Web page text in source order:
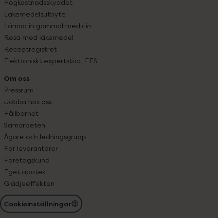
Högkostnadsskyddet
Läkemedelsutbyte
Lämna in gammal medicin
Resa med läkemedel
Receptregistret
Elektroniskt expertstöd, EES
Om oss
Pressrum
Jobba hos oss
Hållbarhet
Samarbeten
Ägare och ledningsgrupp
För leverantörer
Företagskund
Eget apotek
Glädjeeffekten
Cookieinställningar